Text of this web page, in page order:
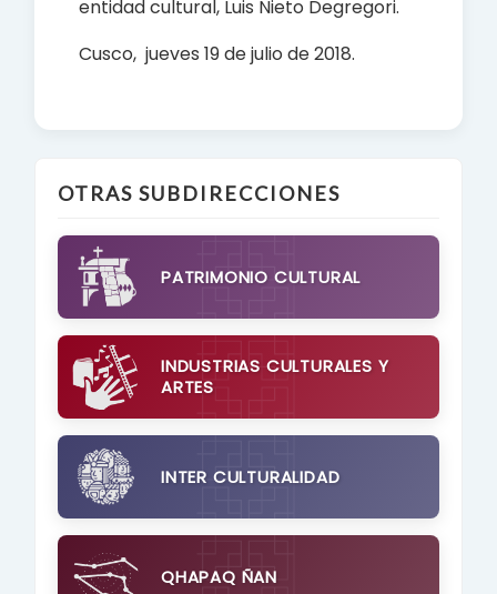
entidad cultural, Luis Nieto Degregori.
Cusco, jueves 19 de julio de 2018.
OTRAS SUBDIRECCIONES
PATRIMONIO CULTURAL
INDUSTRIAS CULTURALES Y
ARTES
INTER CULTURALIDAD
QHAPAQ ÑAN